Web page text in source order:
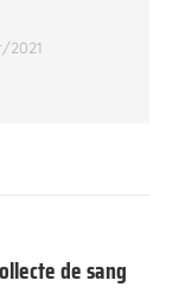
2021
de sang